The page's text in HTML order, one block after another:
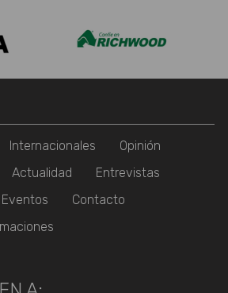
Internacionales
Opinión
Actualidad
Entrevistas
Eventos
Contacto